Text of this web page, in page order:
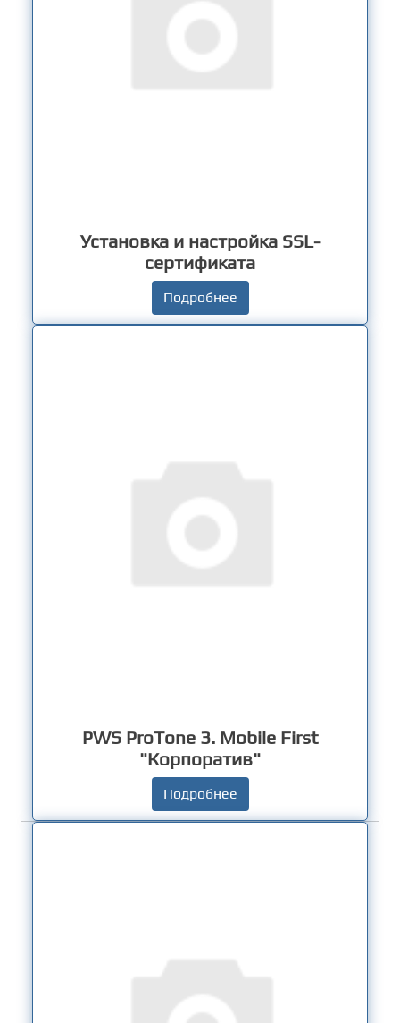
Установка и настройка SSL-
сертификата
Подробнее
PWS ProTone 3. Mobile First
"Корпоратив"
Подробнее